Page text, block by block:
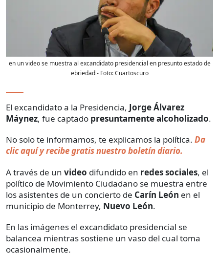
en un video se muestra al excandidato presidencial en presunto estado de
ebriedad- Foto:Cuartoscuro
El excandidato a la Presidencia, Jorge Álvarez
Máynez, fue captado presuntamente alcoholizado.
No solo te informamos, te explicamos la política. Da
clic aquí y recibe gratis nuestro boletín diario.
A través de un video difundido en redes sociales, el
político de Movimiento Ciudadano se muestra entre
los asistentes de un concierto de Carín León en el
municipio de Monterrey, Nuevo León.
En las imágenes el excandidato presidencial se
balancea mientras sostiene un vaso del cual toma
ocasionalmente.